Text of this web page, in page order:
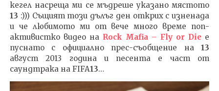
кегел насреща ми се мъдреше указано мястото
13 :))) Същият този дълъг ден открих с изненада
и че любимото ми от вече много време поп-
активистко видео на Rock Mafia – Fly or Die е
пуснато с официално прес-съобщение на 13
август 2013 година и песента е част от
саундтрака на FIFA13…